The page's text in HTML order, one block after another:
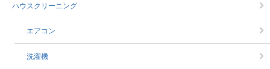
ハウスクリーニング
エアコン
洗濯機